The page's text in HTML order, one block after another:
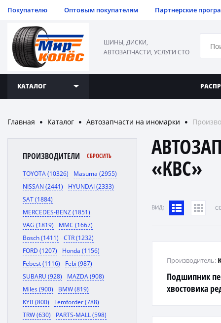
Покупателю Оптовым покупателям Партнерские
ШИНЫ, ДИСКИ,
АВТОЗАПЧАСТИ, УСЛУГИ СТО
КАТАЛОГ
Главная ● Каталог ● Автозапчасти на иномарки ●
ПРОИЗВОДИТЕЛИ СБРОСИТЬ
TOYOTA (10326)
Masuma (2955)
NISSAN (2441)
HYUNDAI (2333)
SAT (1884)
MERCEDES-BENZ (1851)
VAG (1819)
MMC (1667)
Bosch (1411)
CTR (1232)
FORD (1207)
Honda (1156)
Febest (1116)
Febi (987)
SUBARU (928)
MAZDA (908)
Miles (900)
BMW (819)
KYB (800)
Lemforder (788)
TRW (630)
PARTS-MALL (598)
«KBC»
ВИД:
Подшипник
хвостовика
Производитель: